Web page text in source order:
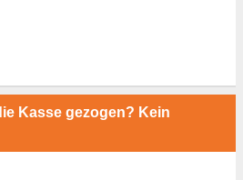
Kasse gezogen? Kein